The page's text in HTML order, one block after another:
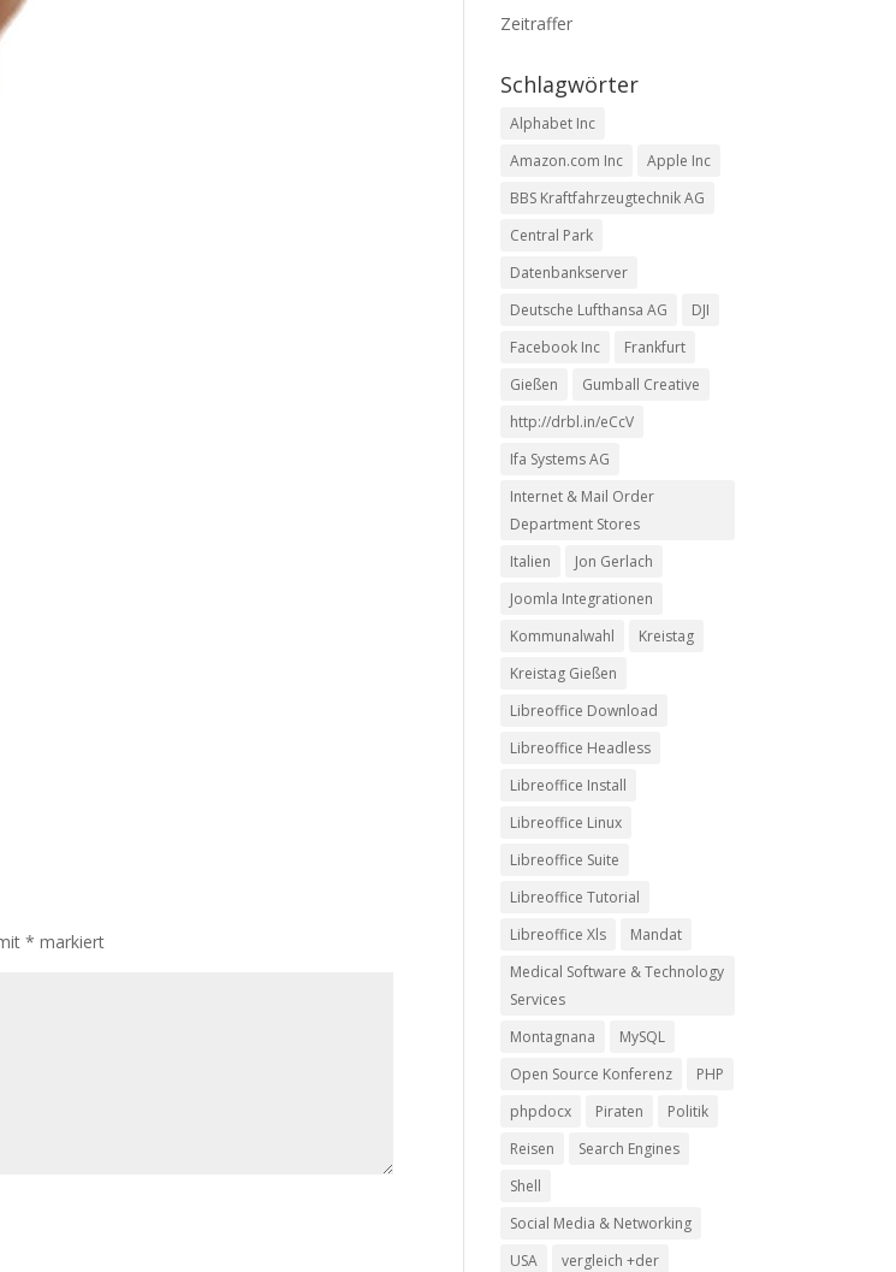
* markiert
Zeitraffer
Schlagwörter
Alphabet Inc
Amazon.com Inc
Apple Inc
BBS Kraftfahrzeugtechnik AG
Central Park
Datenbankserver
Deutsche Lufthansa AG
DJI
Facebook Inc
Frankfurt
Gießen
Gumball Creative
http://drbl.in/eCcV
Ifa Systems AG
Internet & Mail Order
Department Stores
Italien
Jon Gerlach
Joomla Integrationen
Kommunalwahl
Kreistag
Kreistag Gießen
Libreoffice Download
Libreoffice Headless
Libreoffice Install
Libreoffice Linux
Libreoffice Suite
Libreoffice Tutorial
Libreoffice Xls
Mandat
Medical Software & Technology
Services
Montagnana
MySQL
Open Source Konferenz
PHP
phpdocx
Piraten
Politik
Reisen
Search Engines
Shell
Social Media & Networking
USA
vergleich +der